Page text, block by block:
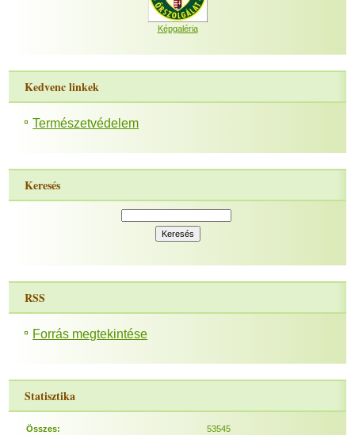
Képgaléria
Kedvenc linkek
Természetvédelem
Keresés
RSS
Forrás megtekintése
Statisztika
Összes: 53545